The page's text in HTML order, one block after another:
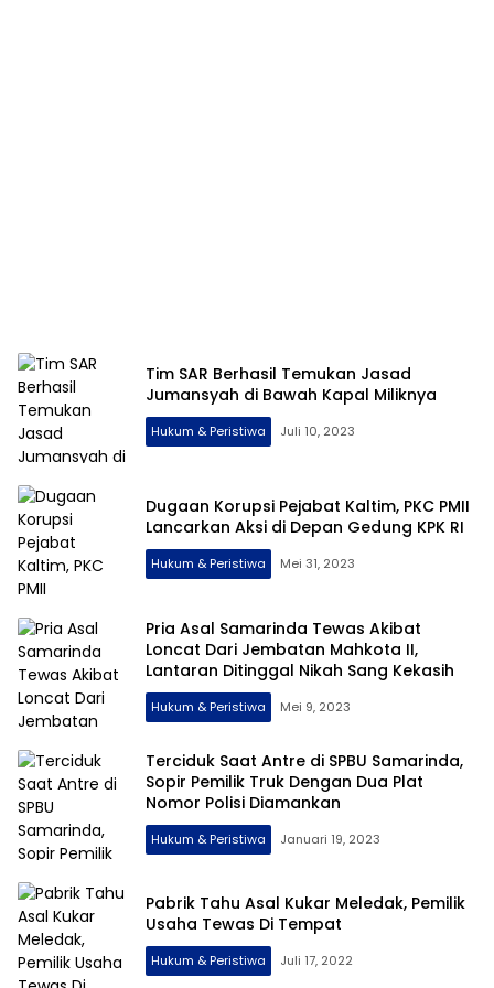
Tim SAR Berhasil Temukan Jasad
Jumansyah di Bawah Kapal Miliknya
Hukum & Peristiwa Juli 10, 2023
Dugaan Korupsi Pejabat Kaltim, PKC PMII
Lancarkan Aksi di Depan Gedung KPK RI
Hukum & Peristiwa Mei 31, 2023
Pria Asal Samarinda Tewas Akibat
Loncat Dari Jembatan Mahkota II,
Lantaran Ditinggal Nikah Sang Kekasih
Hukum & Peristiwa Mei 9, 2023
Terciduk Saat Antre di SPBU Samarinda,
Sopir Pemilik Truk Dengan Dua Plat
Nomor Polisi Diamankan
Hukum & Peristiwa Januari 19, 2023
Pabrik Tahu Asal Kukar Meledak, Pemilik
Usaha Tewas Di Tempat
Hukum & Peristiwa Juli 17, 2022